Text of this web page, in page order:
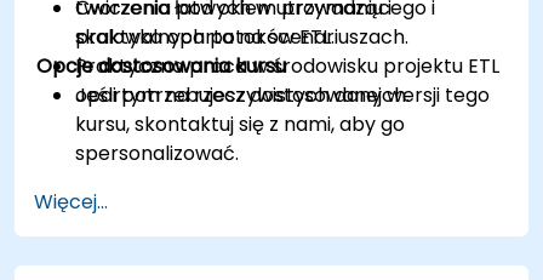
tworzenia łatwych w utrzymaniu i
skalowalnych potoków ETL.
Ćwiczenia pod okiem prowadzącego i
praktyka oparta na scenariuszach.
Praktyczna praca w środowisku projektu ETL
opartym na rzeczywistych danych.
Opcje dostosowania kursu
Jeśli potrzebujesz dostosowanej wersji tego
kursu, skontaktuj się z nami, aby go
spersonalizować.
Więcej...